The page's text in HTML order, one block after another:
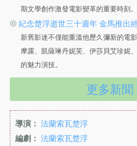
期文學創作激發電影變革的重要時刻。
◎ 紀念楚浮逝世三十週年 金馬推出
新舊影迷不僅能重溫他歷久彌新的電
摩露、凱薩琳丹妮芙、伊莎貝艾珍妮
的魅力演技。
更多新聞
導演： 法蘭索瓦楚浮
編劇： 法蘭索瓦楚浮